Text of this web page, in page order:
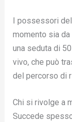
I possessori
momento sia
una seduta di
vivo, che può
del percorso di
Chi si rivolge a
Succede